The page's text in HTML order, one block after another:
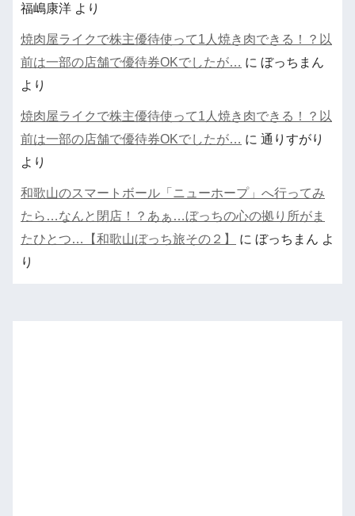
福嶋康洋 より
焼肉屋ライクで株主優待使って1人焼き肉できる！？以
前は一部の店舗で優待券OKでしたが… に ぼっちまん
より
焼肉屋ライクで株主優待使って1人焼き肉できる！？以
前は一部の店舗で優待券OKでしたが… に 通りすがり
より
和歌山のスマートボール「ニューホープ」へ行ってみ
たら…なんと閉店！？あぁ…ぼっちの心の拠り所がま
たひとつ…【和歌山ぼっち旅その２】
に ぼっちまん よ
り